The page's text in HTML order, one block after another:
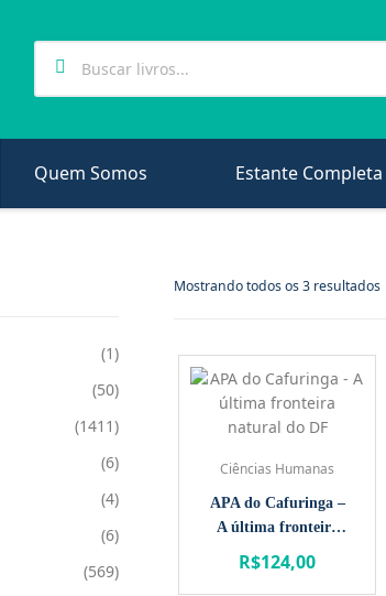
Quem Somos Estante Completa
Mostrando todos os 3 resultados
Ciências Humanas
APA do Cafuringa –
A última fronteira
natural do DF
R$124,00
(1)
(50)
(1411)
(6)
(4)
(6)
(569)